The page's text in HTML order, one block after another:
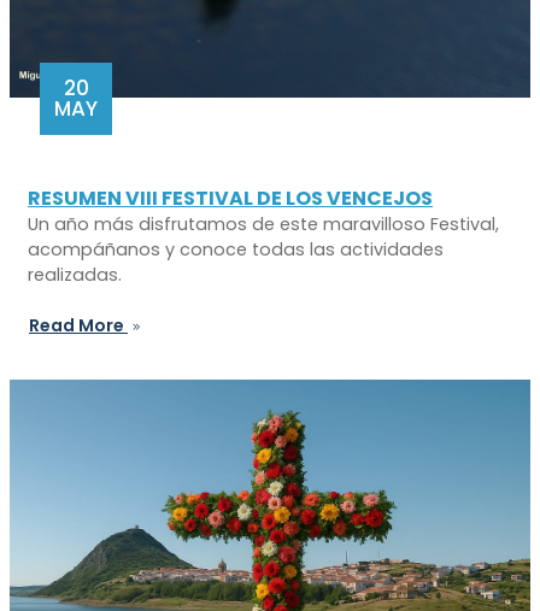
20
MAY
RESUMEN VIII FESTIVAL DE LOS VENCEJOS
Un año más disfrutamos de este maravilloso Festival,
acompáñanos y conoce todas las actividades
realizadas.
Read More